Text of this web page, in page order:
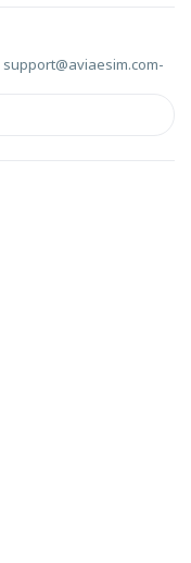
support@aviaesim.com-